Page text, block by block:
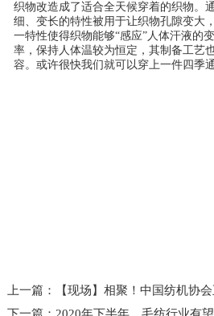
织物改造成了适合全天候穿着的织物。
细、变长的特性被用于让织物孔隙变大
一特性使得织物能够“感应”人体汗液的
率，保持人体温较为恒定，其制备工艺
容。或许很快我们就可以穿上一件四季